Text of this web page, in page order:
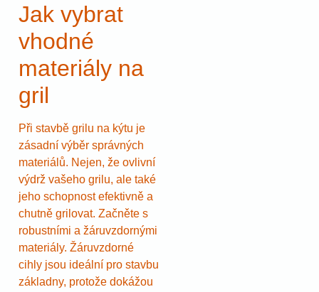
Jak vybrat
vhodné
materiály na
gril
Při stavbě grilu na kýtu je
zásadní výběr správných
materiálů. Nejen, že ovlivní
výdrž vašeho grilu, ale také
jeho schopnost efektivně a
chutně grilovat. Začněte s
robustními a žáruvzdornými
materiály. Žáruvzdorné
cihly jsou ideální pro stavbu
základny, protože dokážou